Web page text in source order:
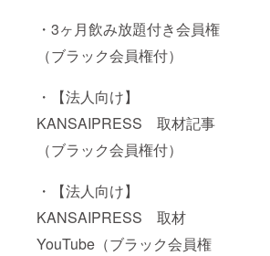
・3ヶ月飲み放題付き会員権
（ブラック会員権付）
・【法人向け】
KANSAIPRESS 取材記事
（ブラック会員権付）
・【法人向け】
KANSAIPRESS 取材
YouTube（ブラック会員権